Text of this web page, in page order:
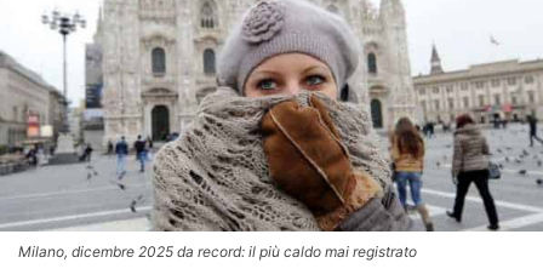
Milano, dicembre 2025 da record: il più caldo mai registrato